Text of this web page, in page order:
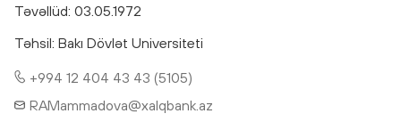
Təvəllüd: 03.05.1972
Təhsil: Bakı Dövlət Universiteti
+994 12 404 43 43 (5105)
RAMammadova@xalqbank.az